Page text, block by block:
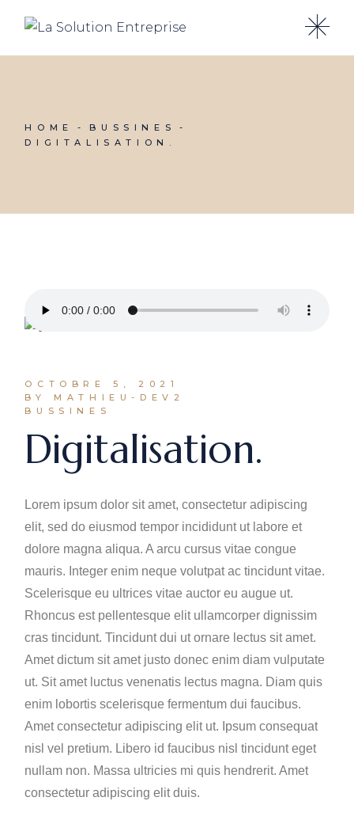
HOME
BUSSINES
DIGITALISATION.
OCTOBRE 5, 2021
BY MATHIEU-DEV2
BUSSINES
Digitalisation.
Lorem ipsum dolor sit amet, consectetur adipiscing
elit, sed do eiusmod tempor incididunt ut labore et
dolore magna aliqua. A arcu cursus vitae congue
mauris. Integer enim neque volutpat ac tincidunt vitae.
Scelerisque eu ultrices vitae auctor eu augue ut.
Rhoncus est pellentesque elit ullamcorper dignissim
cras tincidunt. Tincidunt dui ut ornare lectus sit amet.
Amet dictum sit amet justo donec enim diam vulputate
ut. Sit amet luctus venenatis lectus magna. Diam quis
enim lobortis scelerisque fermentum dui faucibus.
Amet consectetur adipiscing elit ut. Ipsum consequat
nisl vel pretium. Libero id faucibus nisl tincidunt eget
nullam non. Massa ultricies mi quis hendrerit. Amet
consectetur adipiscing elit duis.